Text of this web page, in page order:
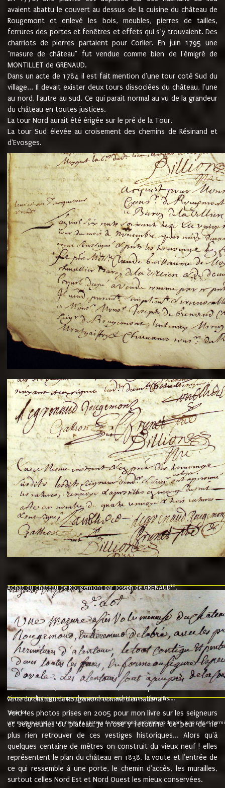
avaient abattu le couvert au dessus de la cuisine du château de
Rougemont et enlevé les bois, meubles, pierres de tailles,
ferrures des portes et fenêtres et effets qui s’y trouvaient. Des
charriots de pierres partaient pour Corlier. En juin 1795 une
"masure de château" fut vendue comme bien de l'émigré de
MONTILLET de GRENAUD.
Dans un acte de 1784 il est fait mention d'une tour coté Sud du
village... Il devait exister deux tours dissociées du château, l'une
au nord, l'autre au sud. Ce qui parait normal au vu de la grandeur
du château en toutes justices.
La tour Nord aurait été érigée sur le pré de la Tour.
La tour Sud élevée au croisement des chemins de Résinand et
d'Evosges.
Achat du château de Rougemont par Joseph de GRENAUD10.
"l'an mil six cent soixante treze le ving neuvième jour du mois de
nommé fut présent Messire Claude Guillaume de Moyriat chevalier baron
vend, purement simplement et irrevocablement a monseigneur monsieur
et chavannes conseiller du roy au parlement de Bourgogne, present et
que le dit seigneur Baron de la Vellière a sur ses hommes, indivisables et
de la Velliere tout ainsi et comme le dit seigneur Baron et ses
présent......"
suivent les rentes, donation des terriers, etc... au prix de 880 livre louis
Ci contre les signatures des vendeurs, acheteurs, témoins....
vente du château de Rougemont comme bien national9.
"3ème lot
une mazure assez volumineuse du chateau de Rougemond, entierement delabré, avec près et
Voici les photos prises en 2005 pour mon livre sur les seigneurs
et seigneuries du plateau. Je n'ose y retourner de peur de ne
plus rien retrouver de ces vestiges historiques... Alors qu'à
quelques centaine de mètres on construit du vieux neuf ! elles
représentent le plan du château en 1838, la voute et l'entrée de
ce qui ressemble à une porte, le chemin d'accès, les murailles,
surtout celles Nord Est et Nord Ouest les mieux conservées.